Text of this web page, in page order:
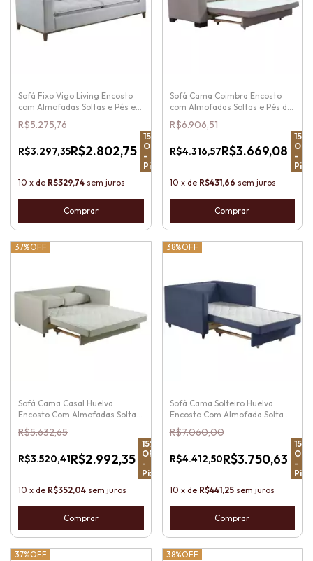
Sofá Fixo Vigo Living Encosto
com Almofadas Soltas e Pés em
Madeira
R$5.275,76
R$3.297,35R$2.802,75
15
OFF
-
Pix
10 x de R$329,74 sem juros
Comprar
Sofá Cama Coimbra Encosto
com Almofadas Soltas e Pés de
Madeira
R$6.906,51
R$4.316,57R$3.669,08
15%
OFF
-
Pix
10 x de R$431,66 sem juros
Comprar
37%OFF
Sofá Cama Casal Huelva
Encosto Com Almofadas Soltas
e Pés de Madeira
R$5.632,65
R$3.520,41R$2.992,35
15%
OFF
-
Pix
10 x de R$352,04 sem juros
Comprar
38%OFF
Sofá Cama Solteiro Huelva
Encosto Com Almofada Solta e
Pés de Madeira
R$7.060,00
R$4.412,50R$3.750,63
15%
OFF
-
Pix
10 x de R$441,25 sem juros
Comprar
37%OFF 38%OFF